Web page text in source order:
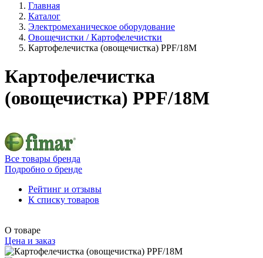
Главная
Каталог
Электромеханическое оборудование
Овощечистки / Картофелечистки
Картофелечистка (овощечистка) PPF/18M
Картофелечистка
(овощечистка) PPF/18M
Все товары бренда
Подробно о бренде
Рейтинг и отзывы
К списку товаров
О товаре
Цена и заказ